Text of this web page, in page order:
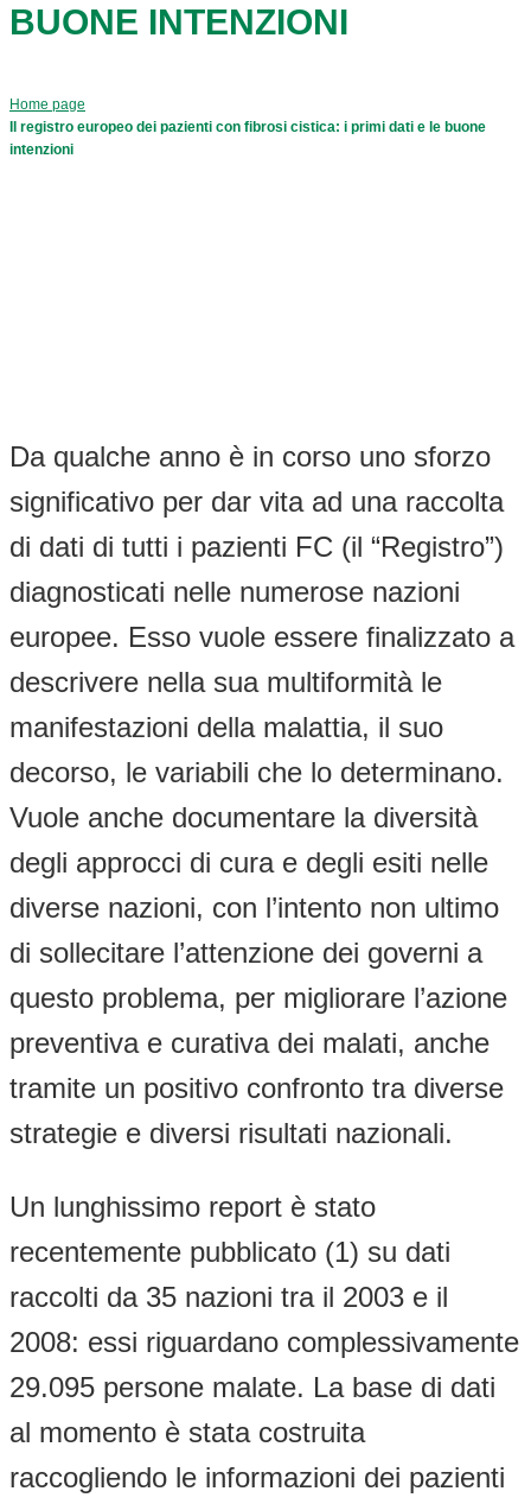
BUONE INTENZIONI
Home page
Il registro europeo dei pazienti con fibrosi cistica: i primi dati e le buone
intenzioni
Da qualche anno è in corso uno sforzo
significativo per dar vita ad una raccolta
di dati di tutti i pazienti FC (il “Registro”)
diagnosticati nelle numerose nazioni
europee. Esso vuole essere finalizzato a
descrivere nella sua multiformità le
manifestazioni della malattia, il suo
decorso, le variabili che lo determinano.
Vuole anche documentare la diversità
degli approcci di cura e degli esiti nelle
diverse nazioni, con l’intento non ultimo
di sollecitare l’attenzione dei governi a
questo problema, per migliorare l’azione
preventiva e curativa dei malati, anche
tramite un positivo confronto tra diverse
strategie e diversi risultati nazionali.
Un lunghissimo report è stato
recentemente pubblicato (1) su dati
raccolti da 35 nazioni tra il 2003 e il
2008: essi riguardano complessivamente
29.095 persone malate. La base di dati
al momento è stata costruita
raccogliendo le informazioni dei pazienti